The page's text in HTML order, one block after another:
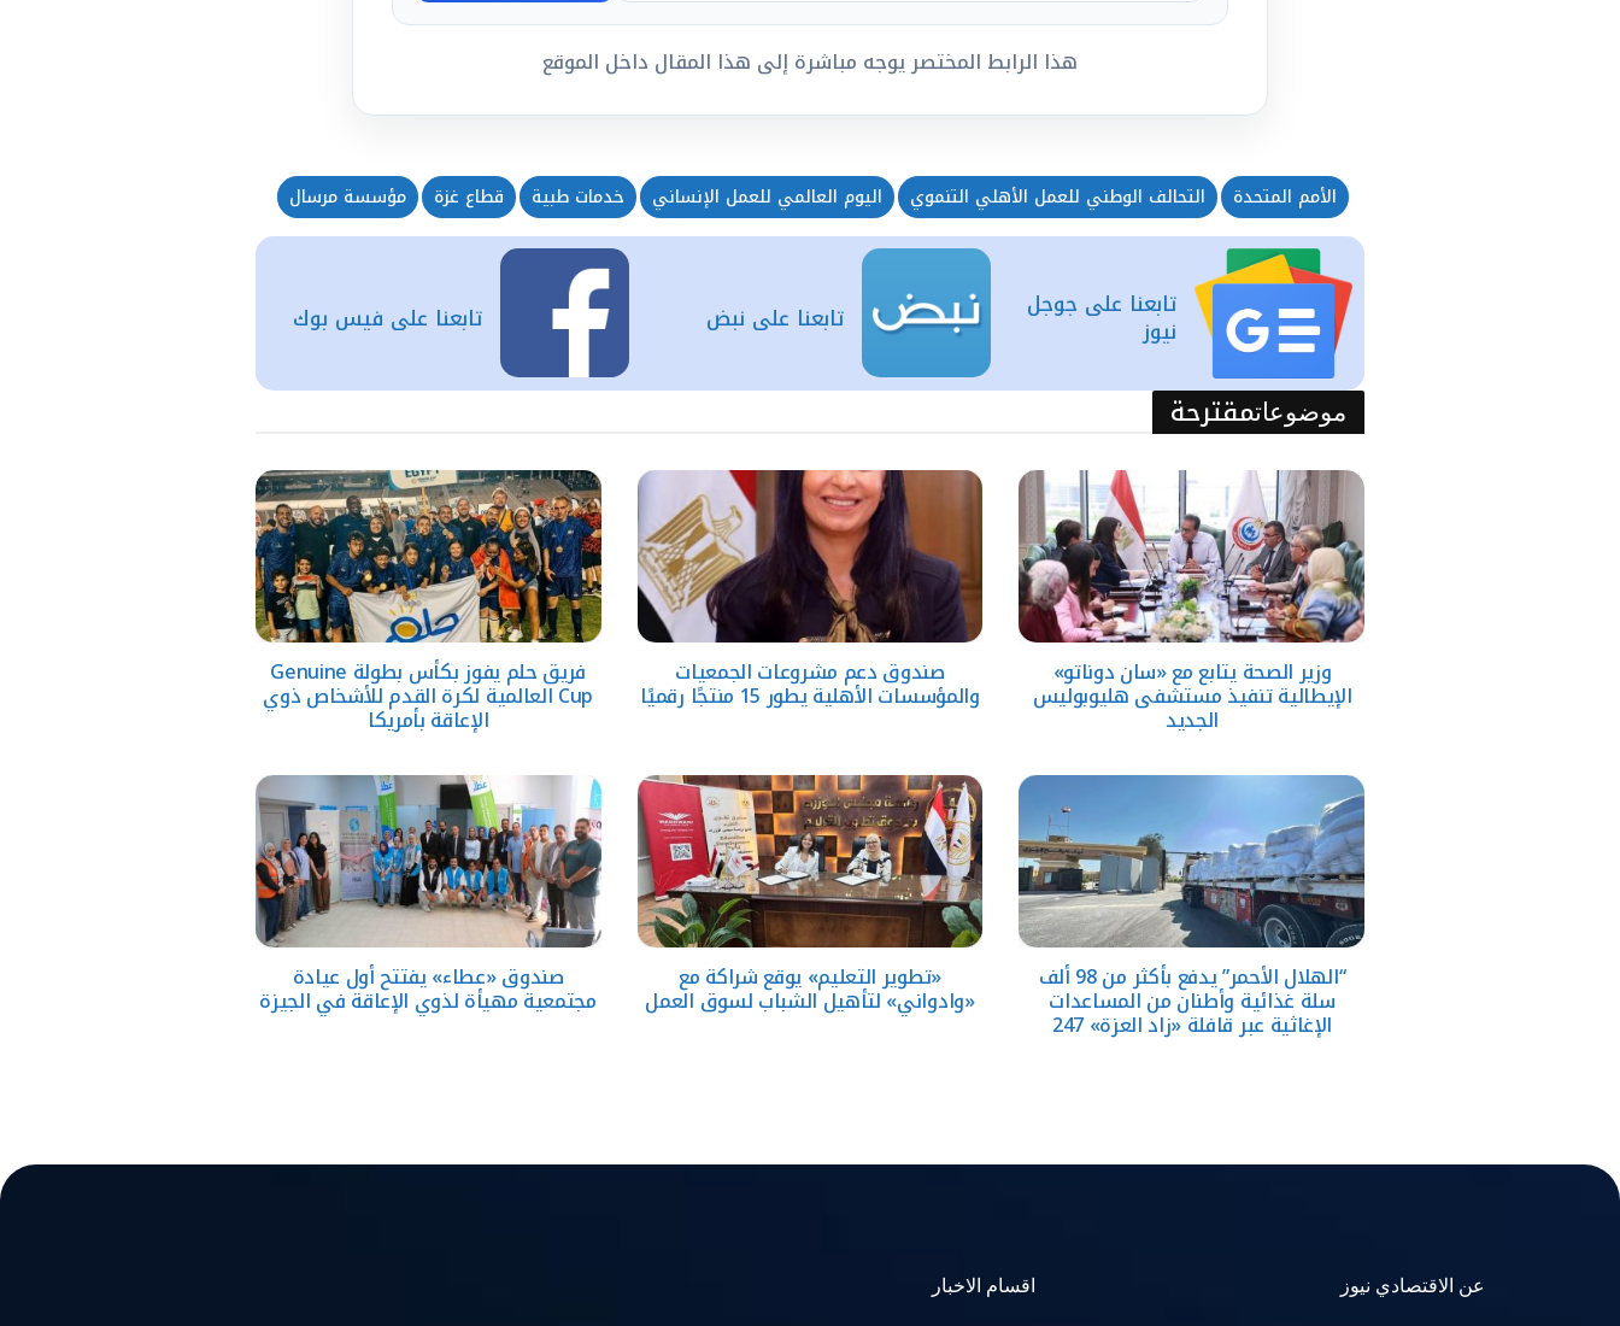
هذا الرابط المختصر يوجه مباشرة إلى هذا المقال داخل الموقع
الأمم المتحدة التحالف الوطني للعمل الأهلي التنموي اليوم العالمي للعمل الإنساني خدمات طبية قطاع غزة مؤسسة مرسال
تابعنا على فيس بوك تابعنا على نبض تابعنا على جوجل
نيوز
موضوعاتمقترحة
وزير الصحة يتابع مع «سان دوناتو»
الإيطالية تنفيذ مستشفى هليوبوليس
الجديد
صندوق دعم مشروعات الجمعيات
والمؤسسات الأهلية يطور 15 منتجًا رقميًا
فريق حلم يفوز بكأس بطولة Genuine
Cup العالمية لكرة القدم للأشخاص ذوي
الإعاقة بأمريكا
“الهلال الأحمر” يدفع بأكثر من 98 ألف
سلة غذائية وأطنان من المساعدات
الإغاثية عبر قافلة «زاد العزة» 247
«تطوير التعليم» يوقع شراكة مع
«وادواني» لتأهيل الشباب لسوق العمل
صندوق «عطاء» يفتتح أول عيادة
مجتمعية مهيأة لذوي الإعاقة في الجيزة
عن الاقتصادي نيوز اقسام الاخبار